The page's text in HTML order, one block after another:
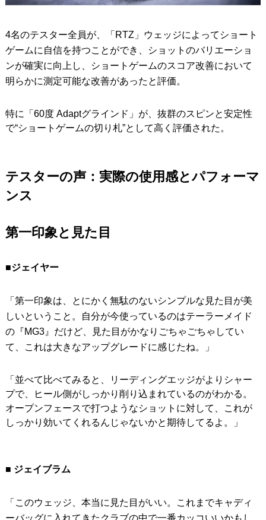
4名のテスター全員が、「RTZ」ウェッジによってショート
ゲームに自信を持つことができ、ショットのバリエーショ
ンが確実に向上し、ショートゲームのスコア改善において
明らかに測定可能な改善があったと評価。
特に「60度 Adaptグラインド」が、抜群のスピンと安定性
で“ショートゲームの切り札”として高く評価された。
テスターの声：実際の使用感とパフォーマ
ンス
第一印象と見た目
■ジェイヤー
「第一印象は、とにかく無駄のないシンプルな見た目が美
しいということ。自分が今使っているのはテーラーメイド
の『MG3』だけど、見た目がかなりごちゃごちゃしてい
て、これは大きなアップグレードに感じたね。」
「並べて比べてみると、リーディングエッジがよりシャー
プで、ヒール側がしっかり削り込まれているのがわかる。
オープンフェースで打つようなショットに対して、これが
しっかり効いてくれるんじゃないかと期待してるよ。」
■ ジェイブラム
「このウェッジ、本当に見た目がいい。これまでキャディ
ーバッグに入れてきたクラブの中で一番カッコいいかもし